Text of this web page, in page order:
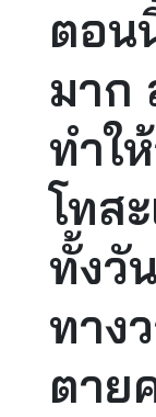
ตอน
มาก
ทำใ
โทส
ทั้งวั
ทาง
ตาย